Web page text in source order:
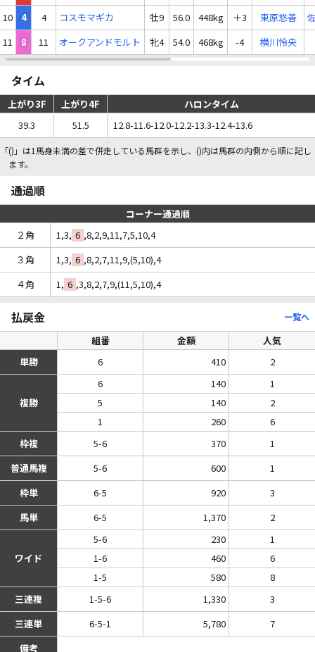
10
4 4 コスモマギカ 牡9 56.0 448kg ＋3 東原悠善
11
8 11 オークアンドモルト 牝4 54.0 468kg -4 横川怜央
タイム
上がり3F 上がり4F
ハロンタイム
39.3
51.5 12.8-11.6-12.0-12.2-13.3-12.4-13.6
「()」は1馬身未満の差で併走している馬群を示し、()内は馬群の内側から順に記し
ます。
通過順
コーナー通過順
２角
1,3, 6 ,8,2,9,11,7,5,10,4
３角
1,3, 6 ,8,2,7,11,9,(5,10),4
４角
1, 6 ,3,8,2,7,9,(11,5,10),4
払戻金 一覧へ
組番 金額
人気
単勝
6 410 2
複勝
6 140
1
5
140
2
1
260
6
枠複
5-6 370
1
普通馬複
5-6 600
1
枠単
6-5 920
3
馬単
6-5 1,370 2
ワイド
5-6 230
1
1-6
460
6
1-5
580
8
三連複
1-5-6 1,330
3
三連単
6-5-1 5,780
7
備考